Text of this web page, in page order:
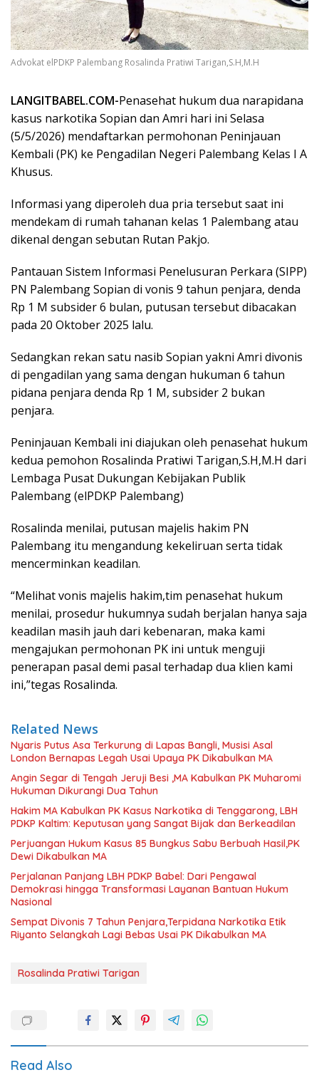
Advokat elPDKP Palembang Rosalinda Pratiwi Tarigan,S.H,M.H
LANGITBABEL.COM-Penasehat hukum dua narapidana
kasus narkotika Sopian dan Amri hari ini Selasa
(5/5/2026) mendaftarkan permohonan Peninjauan
Kembali (PK) ke Pengadilan Negeri Palembang Kelas I A
Khusus.
Informasi yang diperoleh dua pria tersebut saat ini
mendekam di rumah tahanan kelas 1 Palembang atau
dikenal dengan sebutan Rutan Pakjo.
Pantauan Sistem Informasi Penelusuran Perkara (SIPP)
PN Palembang Sopian di vonis 9 tahun penjara, denda
Rp 1 M subsider 6 bulan, putusan tersebut dibacakan
pada 20 Oktober 2025 lalu.
Sedangkan rekan satu nasib Sopian yakni Amri divonis
di pengadilan yang sama dengan hukuman 6 tahun
pidana penjara denda Rp 1 M, subsider 2 bukan
penjara.
Peninjauan Kembali ini diajukan oleh penasehat hukum
kedua pemohon Rosalinda Pratiwi Tarigan,S.H,M.H dari
Lembaga Pusat Dukungan Kebijakan Publik
Palembang (elPDKP Palembang)
Rosalinda menilai, putusan majelis hakim PN
Palembang itu mengandung kekeliruan serta tidak
mencerminkan keadilan.
“Melihat vonis majelis hakim,tim penasehat hukum
menilai, prosedur hukumnya sudah berjalan hanya saja
keadilan masih jauh dari kebenaran, maka kami
mengajukan permohonan PK ini untuk menguji
penerapan pasal demi pasal terhadap dua klien kami
ini,”tegas Rosalinda.
Related News
Nyaris Putus Asa Terkurung di Lapas Bangli, Musisi Asal
London Bernapas Legah Usai Upaya PK Dikabulkan MA
Angin Segar di Tengah Jeruji Besi ,MA Kabulkan PK Muharomi
Hukuman Dikurangi Dua Tahun
Hakim MA Kabulkan PK Kasus Narkotika di Tenggarong, LBH
PDKP Kaltim: Keputusan yang Sangat Bijak dan Berkeadilan
Perjuangan Hukum Kasus 85 Bungkus Sabu Berbuah Hasil,PK
Dewi Dikabulkan MA
Perjalanan Panjang LBH PDKP Babel: Dari Pengawal
Demokrasi hingga Transformasi Layanan Bantuan Hukum
Nasional
Sempat Divonis 7 Tahun Penjara,Terpidana Narkotika Etik
Riyanto Selangkah Lagi Bebas Usai PK Dikabulkan MA
Rosalinda Pratiwi Tarigan
Read Also